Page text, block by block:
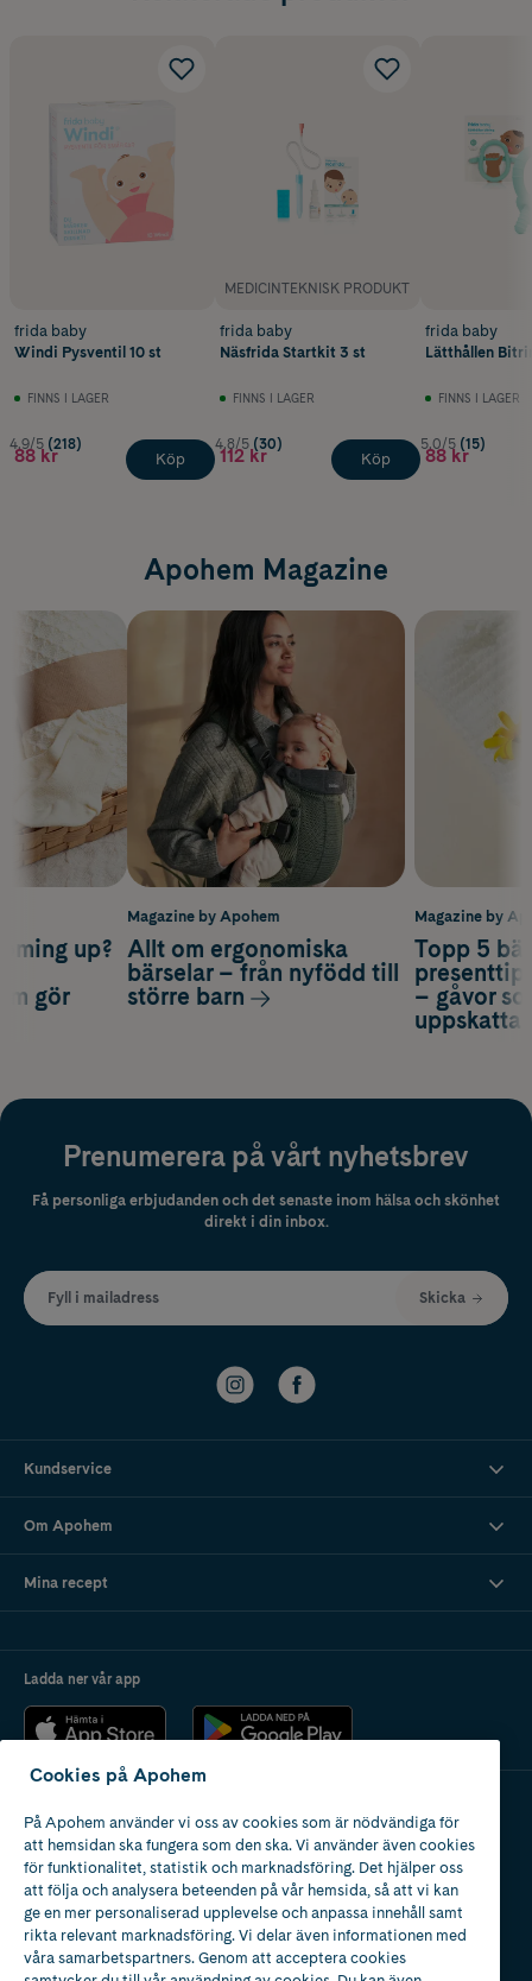
frida baby
Windi Pysventil 10 st
FINNS I LAGER
4.9/5 (218)
88 kr Köp
MEDICINTEKNISK PRODUKT
frida baby
Näsfrida Startkit 3 st
FINNS I LAGER
4.8/5 (30)
112 kr Köp
frida baby
Lätthållen
FINNS I LAGER
5.0/5 (15)
88 kr
Apohem Magazine
Magazine by
Topp 5
– gåvor
up?
gör
Magazine by Apohem
Allt om ergonomiska
bärselar – från nyfödd till
större barn
Prenumerera på vårt nyhetsbrev
Få personliga erbjudanden och det senaste inom hälsa och skönhet
direkt i din inbox.
Fyll i mailadress Skicka
Kundservice
Om Apohem
Mina recept
Ladda ner vår app
Apotek med tillstånd
av Läkemedelsverket
Cookies på Apohem
På Apohem använder vi oss av cookies som är nödvändiga för
att hemsidan ska fungera som den ska. Vi använder även cookies
för funktionalitet, statistik och marknadsföring. Det hjälper oss
att följa och analysera beteenden på vår hemsida, så att vi kan
ge en mer personaliserad upplevelse och anpassa innehåll samt
rikta relevant marknadsföring. Vi delar även informationen med
våra samarbetspartners. Genom att acceptera cookies